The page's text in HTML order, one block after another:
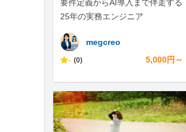
要件定義からAI導入まで伴走する
25年の実務エンジニア
megcreo
- (0) 5,000円～